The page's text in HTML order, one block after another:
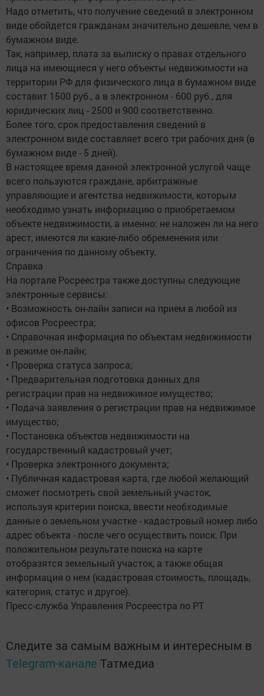
Надо отметить, что получение сведений в электронном
виде обойдется гражданам значительно дешевле, чем в
бумажном виде.
Так, например, плата за выписку о правах отдельного
лица на имеющиеся у него объекты недвижимости на
территории РФ для физического лица в бумажном виде
составит 1500 руб., а в электронном - 600 руб., для
юридических лиц - 2500 и 900 соответственно.
Более того, срок предоставления сведений в
электронном виде составляет всего три рабочих дня (в
бумажном виде - 5 дней).
В настоящее время данной электронной услугой чаще
всего пользуются граждане, арбитражные
управляющие и агентства недвижимости, которым
необходимо узнать информацию о приобретаемом
объекте недвижимости, а именно: не наложен ли на него
арест, имеются ли какие-либо обременения или
ограничения по данному объекту.
Справка
На портале Росреестра также доступны следующие
электронные сервисы:
• Возможность он-лайн записи на прием в любой из
офисов Росреестра;
• Справочная информация по объектам недвижимости
в режиме он-лайн;
• Проверка статуса запроса;
• Предварительная подготовка данных для
регистрации прав на недвижимое имущество;
• Подача заявления о регистрации прав на недвижимое
имущество;
• Постановка объектов недвижимости на
государственный кадастровый учет;
• Проверка электронного документа;
• Публичная кадастровая карта, где любой желающий
сможет посмотреть свой земельный участок,
используя критерии поиска, ввести необходимые
данные о земельном участке - кадастровый номер либо
адрес объекта - после чего осуществить поиск. При
положительном результате поиска на карте
отобразятся земельный участок, а также общая
информация о нем (кадастровая стоимость, площадь,
категория, статус и другое).
Пресс-служба Управления Росреестра по РТ
Следите за самым важным и интересным в
Telegram-канале Татмедиа